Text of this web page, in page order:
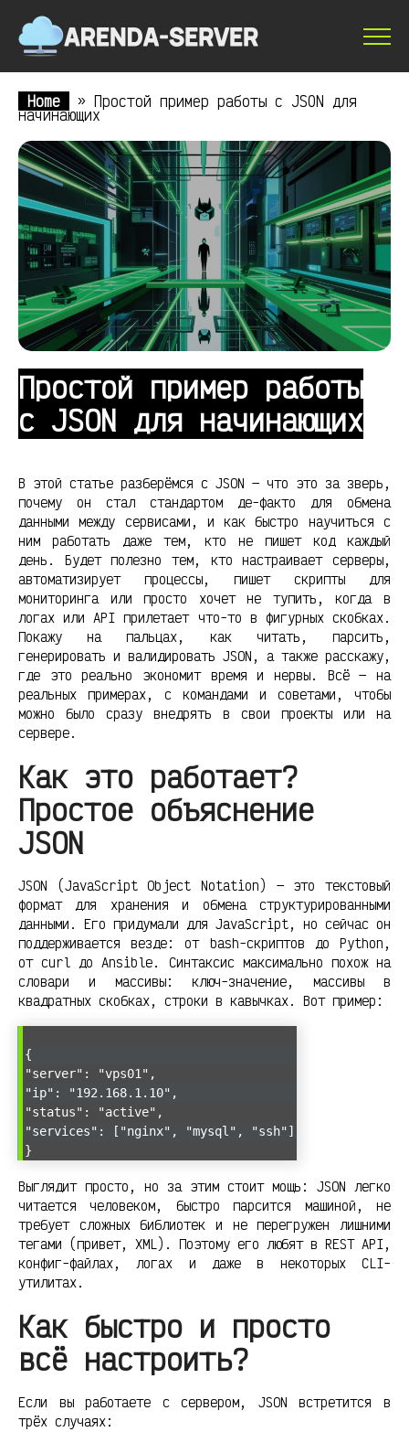
Home » Простой пример работы с JSON для
начинающих
Простой пример работы
с JSON для начинающих
В этой статье разберёмся с JSON — что это за зверь,
почему он стал стандартом де-факто для обмена
данными между сервисами, и как быстро научиться с
ним работать даже тем, кто не пишет код каждый
день. Будет полезно тем, кто настраивает серверы,
автоматизирует процессы, пишет скрипты для
мониторинга или просто хочет не тупить, когда в
логах или API прилетает что-то в фигурных скобках.
Покажу на пальцах, как читать, парсить,
генерировать и валидировать JSON, а также расскажу,
где это реально экономит время и нервы. Всё — на
реальных примерах, с командами и советами, чтобы
можно было сразу внедрять в свои проекты или на
сервере.
Как это работает?
Простое объяснение
JSON
JSON (JavaScript Object Notation) — это текстовый
формат для хранения и обмена структурированными
данными. Его придумали для JavaScript, но сейчас он
поддерживается везде: от bash-скриптов до Python,
от curl до Ansible. Синтаксис максимально похож на
словари и массивы: ключ-значение, массивы в
квадратных скобках, строки в кавычках. Вот пример:
{
"server": "vps01",
"ip": "192.168.1.10",
"status": "active",
"services": ["nginx", "mysql", "ssh"]
}
Выглядит просто, но за этим стоит мощь: JSON легко
читается человеком, быстро парсится машиной, не
требует сложных библиотек и не перегружен лишними
тегами (привет, XML). Поэтому его любят в REST API,
конфиг-файлах, логах и даже в некоторых CLI-
утилитах.
Как быстро и просто
всё настроить?
Если вы работаете с сервером, JSON встретится в
трёх случаях: